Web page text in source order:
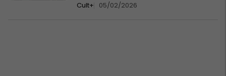
Cult+ 05/02/2026